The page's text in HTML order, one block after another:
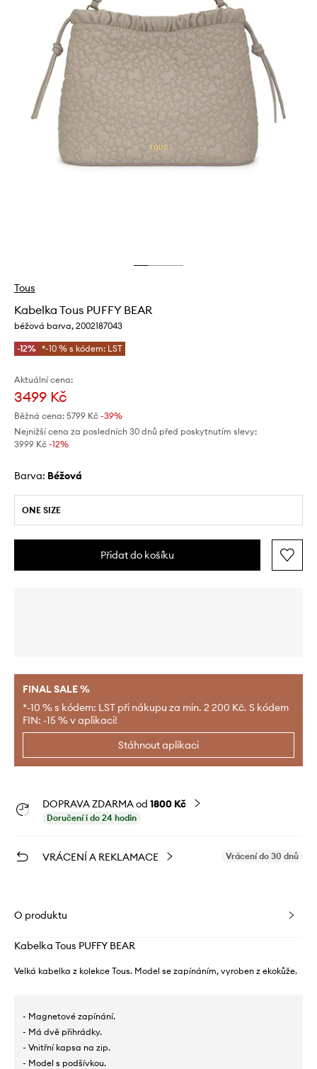
Tous
Kabelka Tous PUFFY BEAR
béžová barva, 2002187043
-12% *-10 % s kódem: LST
Aktuální cena:
3499 Kč
Běžná cena: 5799 Kč -39%
Nejnižší cena za posledních 30 dnů před poskytnutím slevy:
3999 Kč -12%
Barva: béžová
ONE SIZE
Přidat do košíku
FINAL SALE %
*-10 % s kódem: LST při nákupu za min. 2 200 Kč. S kódem
FIN: -15 % v aplikaci!
Stáhnout aplikaci
DOPRAVA ZDARMA od 1800 Kč
Doručení i do 24 hodin
VRÁCENÍ A REKLAMACE Vrácení do 30 dnů
O produktu
Kabelka Tous PUFFY BEAR
Velká kabelka z kolekce Tous. Model se zapínáním, vyroben z ekokůže.
- Magnetové zapínání.
- Má dvě přihrádky.
- Vnitřní kapsa na zip.
- Model s podšívkou.